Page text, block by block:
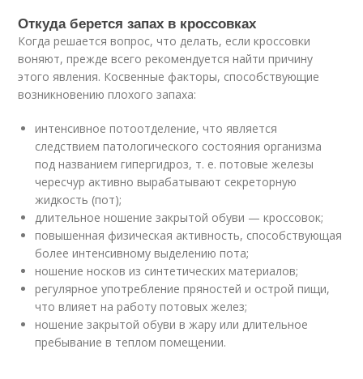
Откуда берется запах в кроссовках
Когда решается вопрос, что делать, если кроссовки
воняют, прежде всего рекомендуется найти причину
этого явления. Косвенные факторы, способствующие
возникновению плохого запаха:
интенсивное потоотделение, что является
следствием патологического состояния организма
под названием гипергидроз, т. е. потовые железы
чересчур активно вырабатывают секреторную
жидкость (пот);
длительное ношение закрытой обуви — кроссовок;
повышенная физическая активность, способствующая
более интенсивному выделению пота;
ношение носков из синтетических материалов;
регулярное употребление пряностей и острой пищи,
что влияет на работу потовых желез;
ношение закрытой обуви в жару или длительное
пребывание в теплом помещении.